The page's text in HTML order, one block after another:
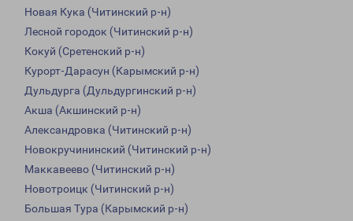
Новая Кука (Читинский р-н)
Лесной городок (Читинский р-н)
Кокуй (Сретенский р-н)
Курорт-Дарасун (Карымский р-н)
Дульдурга (Дульдургинский р-н)
Акша (Акшинский р-н)
Александровка (Читинский р-н)
Новокручининский (Читинский р-н)
Маккавеево (Читинский р-н)
Новотроицк (Читинский р-н)
Большая Тура (Карымский р-н)